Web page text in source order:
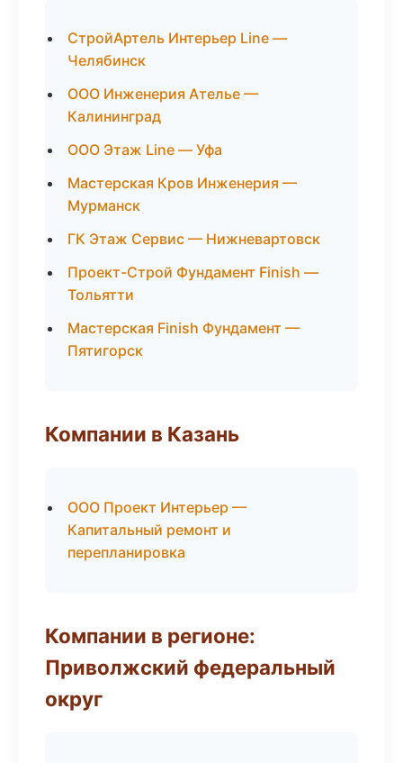
СтройАртель Интерьер Line —
Челябинск
ООО Инженерия Ателье —
Калининград
ООО Этаж Line — Уфа
Мастерская Кров Инженерия —
Мурманск
ГК Этаж Сервис — Нижневартовск
Проект-Строй Фундамент Finish —
Тольятти
Мастерская Finish Фундамент —
Пятигорск
Компании в Казань
ООО Проект Интерьер —
Капитальный ремонт и
перепланировка
Компании в регионе:
Приволжский федеральный
округ